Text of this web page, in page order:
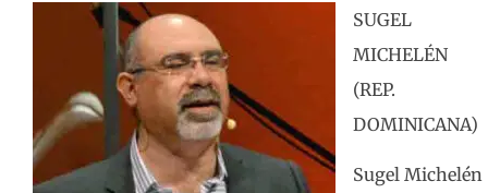
SUGEL
MICHELÉN
(REP.
DOMINICANA)
Sugel Michelén